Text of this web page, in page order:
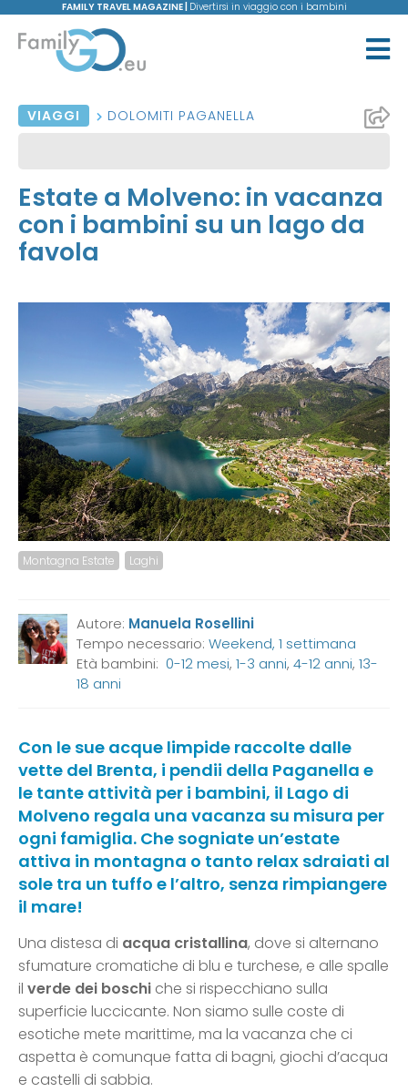
FAMILY TRAVEL MAGAZINE | Divertirsi in viaggio con i bambini
VIAGGI DOLOMITI PAGANELLA
Estate a Molveno: in vacanza
con i bambini su un lago da
favola
Montagna Estate Laghi
Autore: Manuela Rosellini
Tempo necessario:Weekend, 1 settimana
Età bambini:0-12 mesi,1-3 anni,4-12 anni,13-
18 anni
Con le sue acque limpide raccolte dalle
vette del Brenta, i pendii della Paganella e
le tante attività per i bambini, il Lago di
Molveno regala una vacanza su misura per
ogni famiglia. Che sogniate un’estate
attiva in montagna o tanto relax sdraiati al
sole tra un tuffo e l’altro, senza rimpiangere
il mare!
Una distesa di acqua cristallina, dove si alternano
sfumature cromatiche di blu e turchese, e alle spalle
il verde dei boschi che si rispecchiano sulla
superficie luccicante. Non siamo sulle coste di
esotiche mete marittime, ma la vacanza che ci
aspetta è comunque fatta di bagni, giochi d’acqua
e castelli di sabbia.